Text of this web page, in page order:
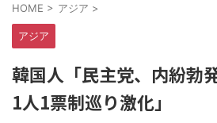
HOME > アジア >
アジア
韓国人「民主党、内紛勃
1人1票制巡り激化」